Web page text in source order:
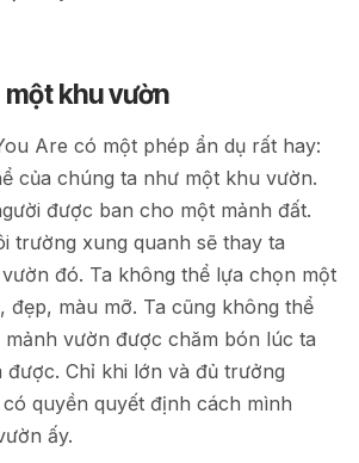
một khu vườn
Are có một phép ẩn dụ rất hay:
của chúng ta như một khu vườn.
được ban cho một mảnh đất.
trường xung quanh sẽ thay ta
đó. Ta không thể lựa chọn một
đẹp, màu mỡ. Ta cũng không thể
vườn được chăm bón lúc ta
được. Chỉ khi lớn và đủ trưởng
quyền quyết định cách mình
ấy.